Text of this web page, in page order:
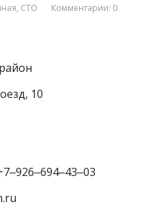
, СТО Комментарии: 0
10